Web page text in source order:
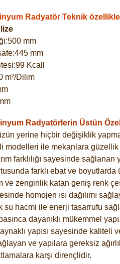
Radyatör Teknik
mm
mm
Kcall
m²/Dilim
Radyatörlerin Üstün
yerine hiçbir değişiklik
modelleri ile mekanlara güzellik
farklılığı sayesinde sağlanan
farklı ebat ve
ve zenginlik katan geniş renk
homojen ısı dağılımı
su hacmi ile enerji tasarrufu
dayanıklı mükemmel yapı.
yapısı sayesinde kaliteli
ve yapılara gereksiz
karşı dirençlidir.